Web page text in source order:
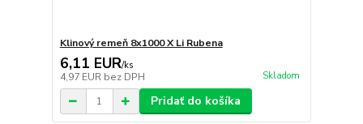
Klinový remeň 8x1000 X Li Rubena
6,11 EUR/ks
4,97 EUR bez DPH Skladom
Pridať do košíka